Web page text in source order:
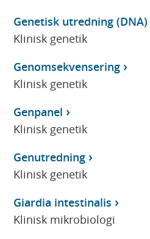
Genetisk utredning (DNA)
Klinisk genetik
Genomsekvensering
Klinisk genetik
Genpanel
Klinisk genetik
Genutredning
Klinisk genetik
Giardia intestinalis
Klinisk mikrobiologi